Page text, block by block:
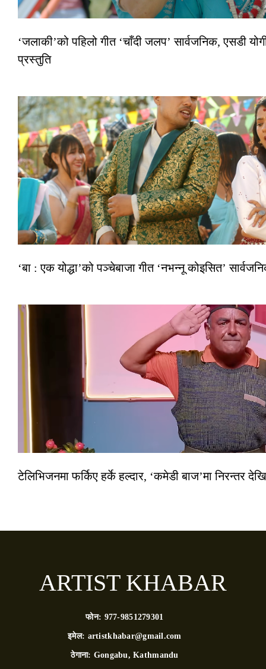
‘जलाकी’को पहिलो गीत ‘चाँदी जलप’ सार्वजनिक, एसडी
प्रस्तुति
‘बा : एक योद्धा’को पञ्चेबाजा गीत ‘नभन्नू कोइसित’
टेलिभिजनमा फर्किए हर्के हल्दार, ‘कमेडी बाज’मा निरन्तर
ARTIST KHABAR
फोन: 977-9851279301
इमेल: artistkhabar@gmail.com
ठेगाना: Gongabu, Kathmandu